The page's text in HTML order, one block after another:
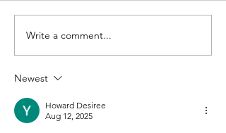
Write a comment...
Newest
Howard Desiree
Aug 12, 2025